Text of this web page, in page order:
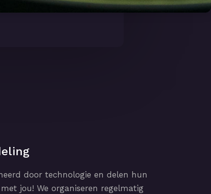
door technologie en delen hun
jou! We organiseren regelmatig